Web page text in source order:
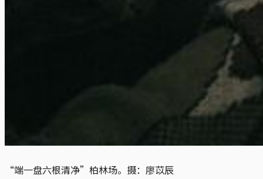
“端一盘六根清净”柏林场。摄：廖苡辰